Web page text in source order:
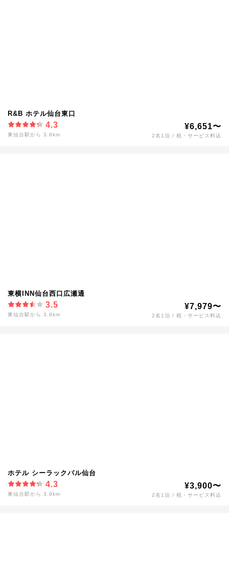
R&B ホテル仙台東口
4.3
東仙台駅から 3.8km
¥6,651〜
2名1泊 / 税・サービス料込
東横INN仙台西口広瀬通
3.5
東仙台駅から 3.8km
¥7,979〜
2名1泊 / 税・サービス料込
ホテル シーラックパル仙台
4.3
東仙台駅から 3.9km
¥3,900〜
2名1泊 / 税・サービス料込